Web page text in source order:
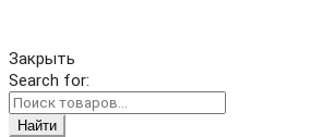
Закрыть
Search for:
Найти